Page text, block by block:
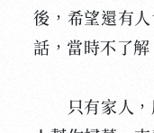
後，希望還有
話，當時不了解
只有家人，